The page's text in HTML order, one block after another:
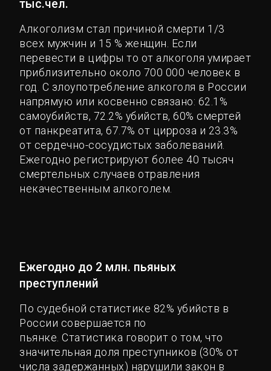
тыс.чел.
Алкоголизм стал причиной смерти 1/3
всех мужчин и 15 % женщин. Если
перевести в цифры то от алкоголя умирает
приблизительно около 700 000 человек в
год. С злоупотребление алкоголя в России
напрямую или косвенно связано: 62.1%
самоубийств, 72.2% убийств, 60% смертей
от панкреатита, 67.7% от цирроза и 23.3%
от сердечно-сосудистых заболеваний.
Ежегодно регистрируют более 40 тысяч
смертельных случаев отравления
некачественным алкоголем.
Ежегодно до 2 млн. пьяных
преступлений
По судебной статистике 82% убийств в
России совершается по
пьянке. Статистика говорит о том, что
значительная доля преступников (30% от
числа задержанных) нарушили закон в